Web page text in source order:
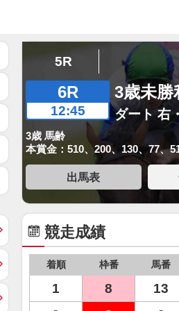
5R
6R
12:45
3歳未勝
ダート 右
3歳 馬齢
本賞金：510、200、130、77、
出馬表
競走成績
着順 枠番 馬番
1 8 13